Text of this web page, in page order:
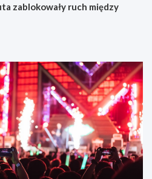
zablokowały ruch między